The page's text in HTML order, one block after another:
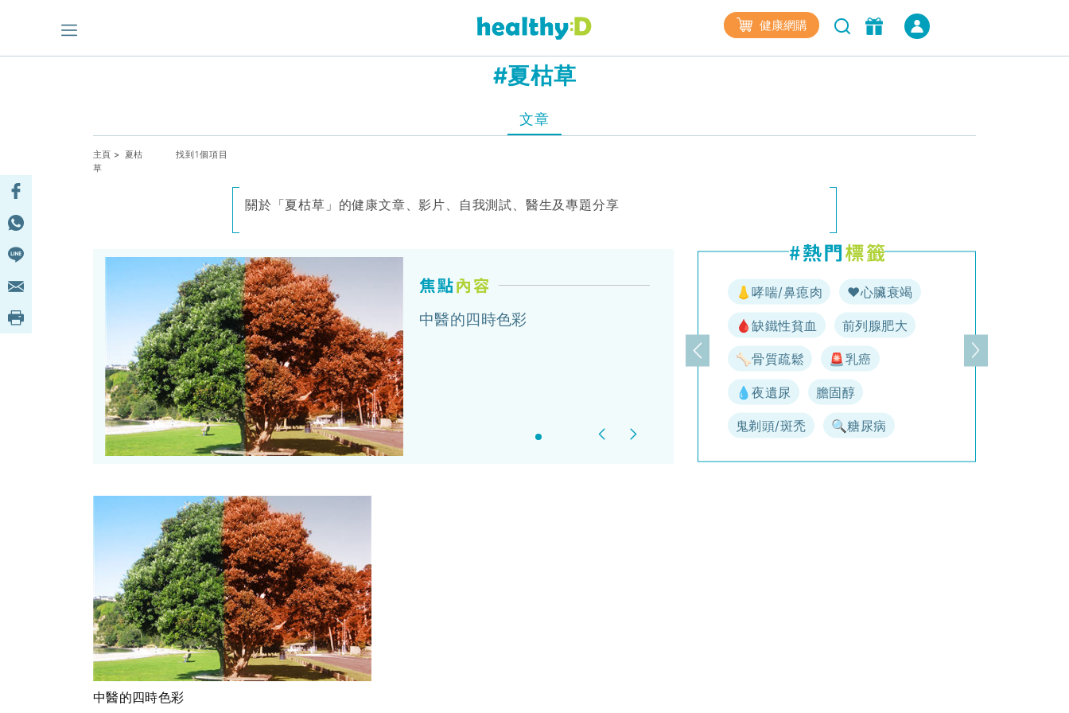
健康網購
#夏枯草
文章
主頁 > 夏枯
草
找到1個項目
關於「夏枯草」的健康文章、影片、自我測試、醫生及專題分享
中醫的四時色彩
Previous
上一頁
👃哮喘/鼻瘜肉 ♥️心臟衰竭
🩸缺鐵性貧血 前列腺肥大
🦴骨質疏鬆 🚨乳癌
💧夜遺尿 膽固醇
鬼剃頭/斑禿 🔍糖尿病
下一頁
中醫的四時色彩